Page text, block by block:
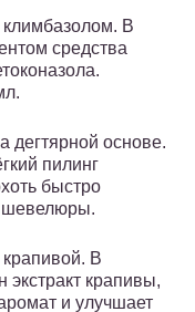
В
средства
дегтярной основе.
пилинг
быстро
шевелюры.
В
экстракт крапивы,
и улучшает